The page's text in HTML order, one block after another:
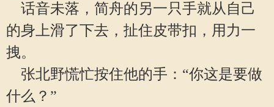
话音未落，简舟的另一只手就从自己
的身上滑了下去，扯住皮带扣，用力一
拽。
张北野慌忙按住他的手：“你这是要做
什么？”